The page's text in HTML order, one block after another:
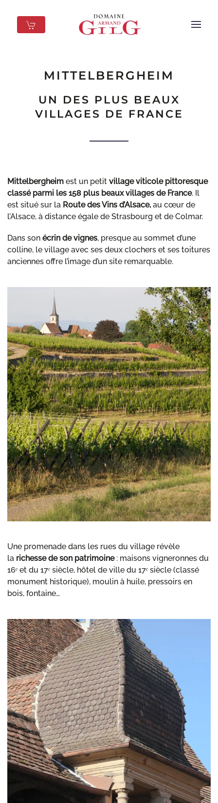
Skip to main content
Mittelbergheim
Mittelbergheim en été
MITTELBERGHEIM
UN DES PLUS BEAUX
VILLAGES DE FRANCE
Mittelbergheim est un petit village viticole pittoresque
classé parmi les 158 plus beaux villages de France. Il
est situé sur la Route des Vins d’Alsace, au cœur de
l’Alsace, à distance égale de Strasbourg et de Colmar.
Dans son écrin de vignes, presque au sommet d’une
colline, le village avec ses deux clochers et ses toitures
anciennes offre l’image d’un site remarquable.
Une promenade dans les rues du village révèle
la richesse de son patrimoine : maisons vigneronnes du
16ᵉ et du 17ᵉ siècle, hôtel de ville du 17ᵉ siècle (classé
monument historique), moulin à huile, pressoirs en
bois, fontaine…